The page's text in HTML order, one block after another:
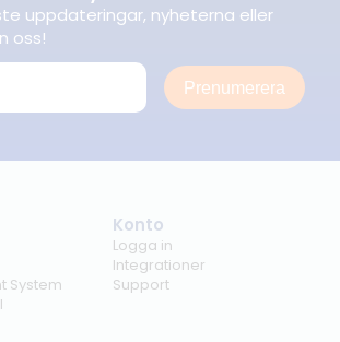
uppdateringar, nyheterna eller
oss!
Prenumerera
System
Konto
Logga in
Integrationer
Support